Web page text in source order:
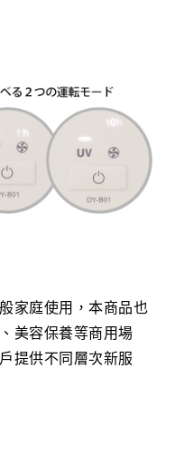
家庭使用，本商品也
美容保養等商用場
提供不同層次新服